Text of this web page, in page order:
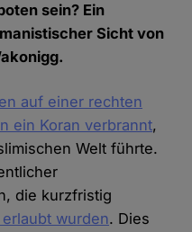
sein? Ein
Sicht von
auf einer rechten
ein Koran verbrannt,
Welt führte.
die kurzfristig
wurden. Dies